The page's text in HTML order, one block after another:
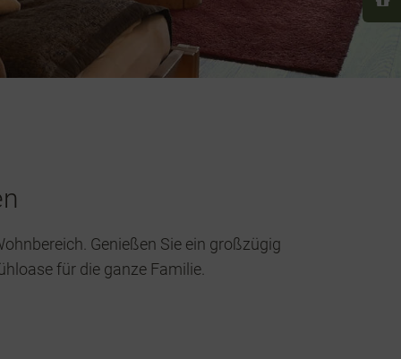
Genießen Sie ein großzügig
für die ganze Familie.